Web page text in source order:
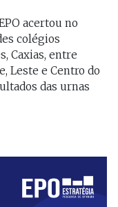
acertou no
colégios
Caxias, entre
Leste e Centro do
das urnas